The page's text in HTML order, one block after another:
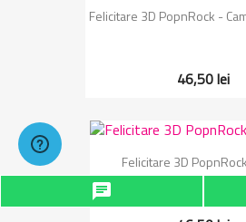
Felicitare 3D PopnRock -
46,50 lei
Felicitare 3D
chat